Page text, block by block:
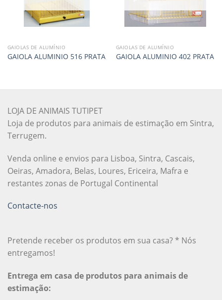
GAIOLAS DE ALUMÍNIO
GAIOLA ALUMINIO 516 PRATA
GAIOLAS DE ALUMÍNIO
GAIOLA ALUMINIO 402 PRATA
LOJA DE ANIMAIS TUTIPET
Loja de produtos para animais de estimação em Sintra,
Terrugem.
Venda online e envios para Lisboa, Sintra, Cascais,
Oeiras, Amadora, Belas, Loures, Ericeira, Mafra e
restantes zonas de Portugal Continental
Contacte-nos
Pretende receber os produtos em sua casa? * Nós
entregamos!
Entrega em casa de produtos para animais de
estimação: